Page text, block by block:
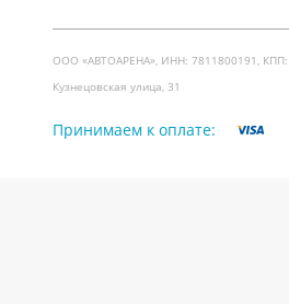
ООО «АВТОАРЕНА», ИНН: 7811800191, КПП:
Кузнецовская улица, 31
Принимаем к оплате: